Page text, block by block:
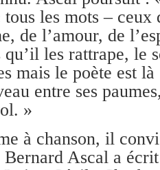
les mots –
de l’amour, de
les rattrape, le
mais le poète est là
entre ses
»
à chanson, il
Bernard Ascal a